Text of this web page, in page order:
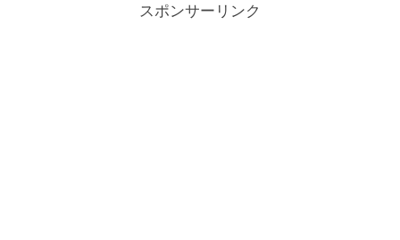
スポンサーリンク